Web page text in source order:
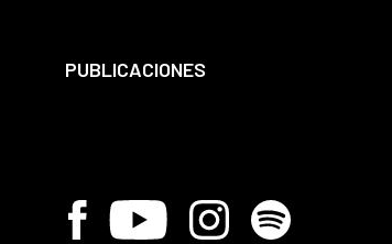
PUBLICACIONES
Facebook
Youtube InstagramSpotify